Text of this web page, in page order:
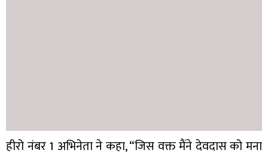
हीरो नंबर 1 अभिनेता ने कहा, “जिस वक्त मैंने देवदास को मना